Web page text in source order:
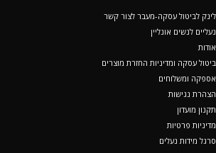
לינק לביטול עסקה-מעבר לצור קשר
נעליים לנשים אונליין
אודות
ביטול עסקה ומדיניות החזרת מוצרים
אספקה ומשלוחים
הצהרת נגישות
תקנון מועדון
מדיניות פרטיות
סרגל מידות נעלים